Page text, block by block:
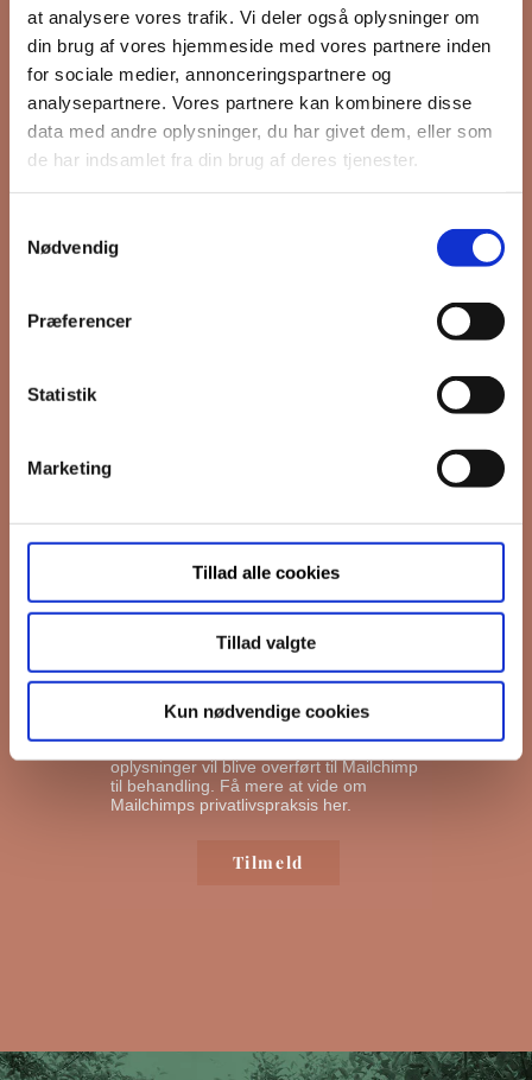
at analysere vores trafik. Vi deler også oplysninger om
din brug af vores hjemmeside med vores partnere inden
for sociale medier, annonceringspartnere og
analysepartnere. Vores partnere kan kombinere disse
data med andre oplysninger, du har givet dem, eller som
de har indsamlet fra din brug af deres tjenester.
Nødvendig
Præferencer
Statistik
Marketing
Tillad alle cookies
Tillad valgte
Kun nødvendige cookies
*
Fornavn
Efternavn
Email
Interesseret i
FB Gruppen vil bruge din information til
at kontakte dig i forbindelse med
nyheder - og nye boliger. Før vi kan gøre
sende dig emails.Du kan læse vores
Vi bruger Mailchimp til at sende
nyhedsbreve ud. Ved at klikke nedenfor
for at abonnere, anerkender du, at dine
oplysninger vil blive overført til Mailchimp
til behandling. Få mere at vide om
Mailchimps privatlivspraksis her.